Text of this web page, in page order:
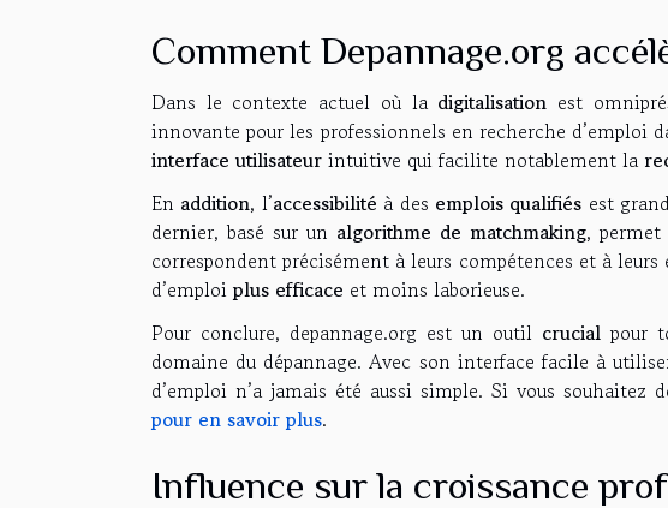
Comment Depannage.org
Dans le contexte actuel où la digitalisation est
innovante pour les professionnels en recherche d’emploi
interface utilisateur intuitive qui facilite notablement la
En addition, l’accessibilité à des emplois qualifiés est
dernier, basé sur un algorithme de matchmaking, permet
correspondent précisément à leurs compétences et à
d’emploi plus efficace et moins laborieuse.
Pour conclure, depannage.org est un outil crucial pour
domaine du dépannage. Avec son interface facile à
d’emploi n’a jamais été aussi simple. Si vous souhaitez
pour en savoir plus.
Influence sur la croissance